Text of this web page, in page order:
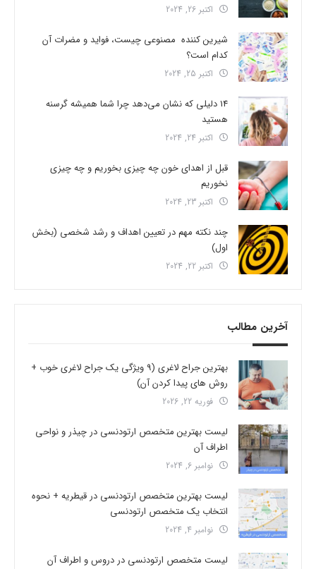
اکتبر 26, 2024
شیرین کننده مصنوعی چیست، فواید و مضرات آن
کدام است؟
اکتبر 25, 2024
14 دلیلی که نشان می‌دهد چرا شما همیشه گرسنه
هستید
اکتبر 24, 2024
قبل از اهدای خون چه چیزی بخوریم و چه چیزی
نخوریم
اکتبر 23, 2024
چند نکته مهم در تعیین اهداف و رشد شخصی (بخش
اول)
اکتبر 22, 2024
آخرین مطالب
بهترین جراح لاغری (9 ویژگی یک جراح لاغری خوب +
روش های پیدا کردن آن)
فوریه 22, 2026
لیست بهترین متخصص ارتودنسی در چیذر و نواحی
اطراف آن
نوامبر 6, 2024
لیست بهترین متخصص ارتودنسی در قیطریه + نحوه
انتخاب یک متخصص ارتودنسی
نوامبر 4, 2024
لیست متخصص ارتودنسی در دروس و اطراف آن